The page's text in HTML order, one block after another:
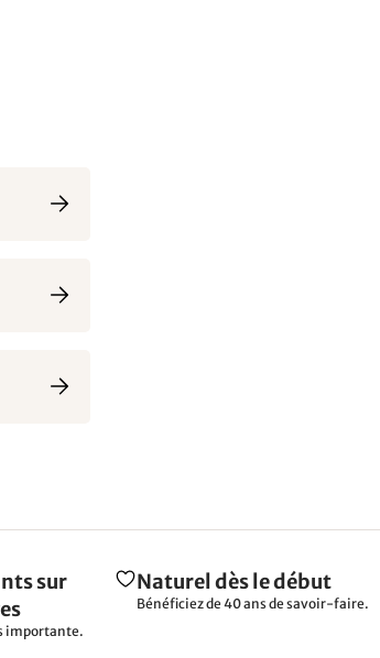
sur
importante.
Naturel dès le début
Bénéficiez de 40 ans de savoir-faire.